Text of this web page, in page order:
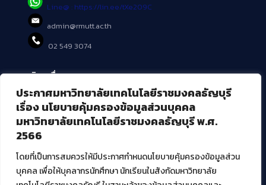
ประกาศมหาวิทยาลัยเทคโนโลยีราชมงคลธัญบุรี
เรื่อง นโยบายคุ้มครองข้อมูลส่วนบุคคล
มหาวิทยาลัยเทคโนโลยีราชมงคลธัญบุรี พ.ศ.
2566
โดยที่เป็นการสมควรให้มีประกาศกำหนดนโยบายคุ้มครองข้อมูลส่วน
บุคคล เพื่อให้บุคลากรนักศึกษา นักเรียนในสังกัดมหาวิทยาลัย
Line@ : https://lin.ee/tXe209C
admin@rmutt.ac.th
02 549 3074
บริการอื่นๆ ของ สวส.
ศูนย์สื่อดิจิทัล
ศูนย์นวัตกรรมและความรู้
ศูนย์พัฒนาและบริการนวัตกรรมดิจิทัล
สมัยใหม่ (MoSeC)